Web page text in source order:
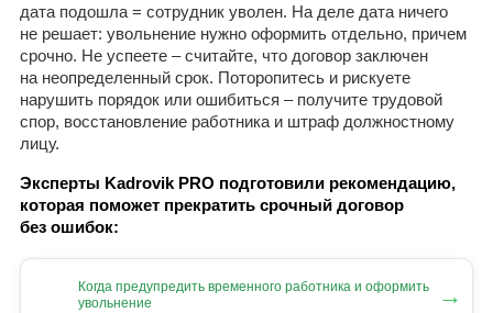
дата подошла = сотрудник уволен. На деле дата ничего
не решает: увольнение нужно оформить отдельно, причем
срочно. Не успеете – считайте, что договор заключен
на неопределенный срок. Поторопитесь и рискуете
нарушить порядок или ошибиться – получите трудовой
спор, восстановление работника и штраф должностному
лицу.
Эксперты Kadrovik PRO подготовили рекомендацию,
которая поможет прекратить срочный договор
без ошибок:
Когда предупредить временного работника и оформить
увольнение
→